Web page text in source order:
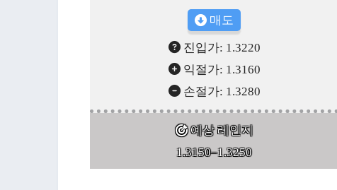
매도
진입가: 1.3220
익절가: 1.3160
손절가: 1.3280
예상 레인지
1.3150–1.3250